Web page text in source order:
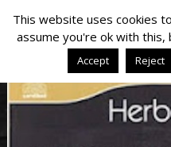
This website uses cookies
assume you're ok with this,
Accept Reject